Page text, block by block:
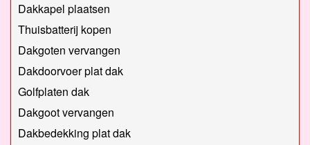
Dakkapel plaatsen
Thuisbatterij kopen
Dakgoten vervangen
Dakdoorvoer plat dak
Golfplaten dak
Dakgoot vervangen
Dakbedekking plat dak